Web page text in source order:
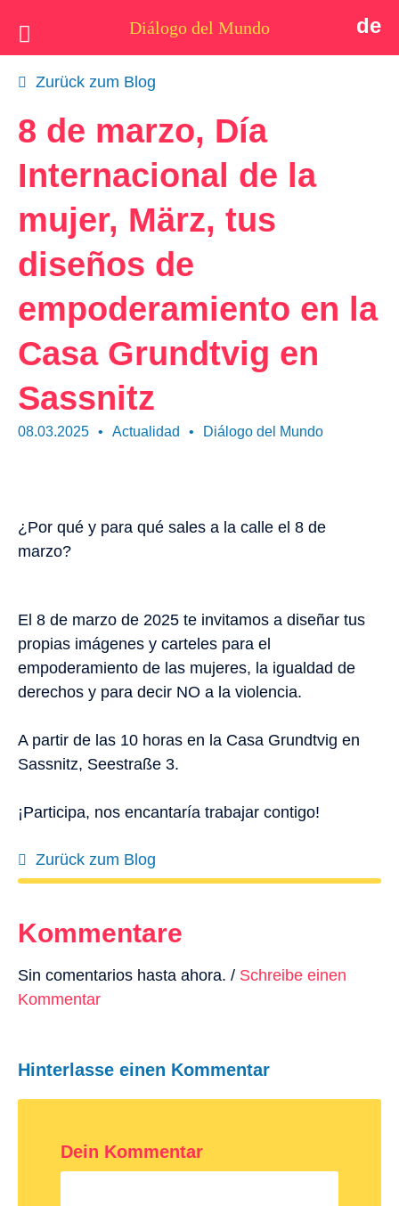
Diálogo del Mundo de
Idea
Actualidad
Tema
Apoyo
Contacto
Zurück zum Blog
8 de marzo, Día
Internacional de la
mujer, März, tus
diseños de
empoderamiento en la
Casa Grundtvig en
Sassnitz
08.03.2025 • Actualidad • Diálogo del Mundo
¿Por qué y para qué sales a la calle el 8 de
marzo?
El 8 de marzo de 2025 te invitamos a diseñar tus
propias imágenes y carteles para el
empoderamiento de las mujeres, la igualdad de
derechos y para decir NO a la violencia.
A partir de las 10 horas en la Casa Grundtvig en
Sassnitz, Seestraße 3.
¡Participa, nos encantaría trabajar contigo!
Zurück zum Blog
Kommentare
Sin comentarios hasta ahora. / Schreibe einen
Kommentar
Hinterlasse einen Kommentar
Dein Kommentar